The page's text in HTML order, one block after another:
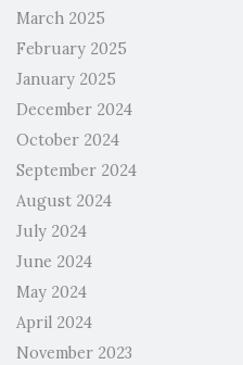
March 2025
February 2025
January 2025
December 2024
October 2024
September 2024
August 2024
July 2024
June 2024
May 2024
April 2024
November 2023